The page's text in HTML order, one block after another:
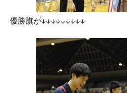
優勝旗が↓↓↓↓↓↓↓↓↓